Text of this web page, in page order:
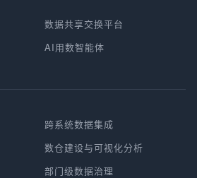
数据共享交换平台
AI用数智能体
跨系统数据集成
数仓建设与可视化分析
部门级数据治理